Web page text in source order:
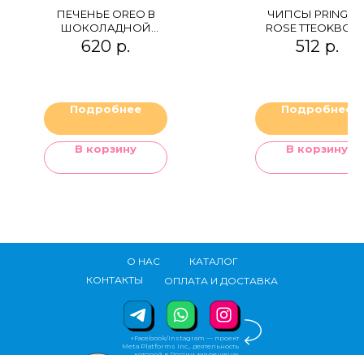
ПЕЧЕНЬЕ OREO В
ШОКОЛАДНОЙ
ГЛАЗУРИ
620 р.
Подробнее
В корзину
ЧИПСЫ
ROSE
512 р.
Подробнее
В корзину
О НАС
КАТАЛОГ
ОПЛАТА И ДОСТАВКА
КОНТАКТЫ
«Facebook/Instagram — проект
Meta Platforms Inc., деятельность